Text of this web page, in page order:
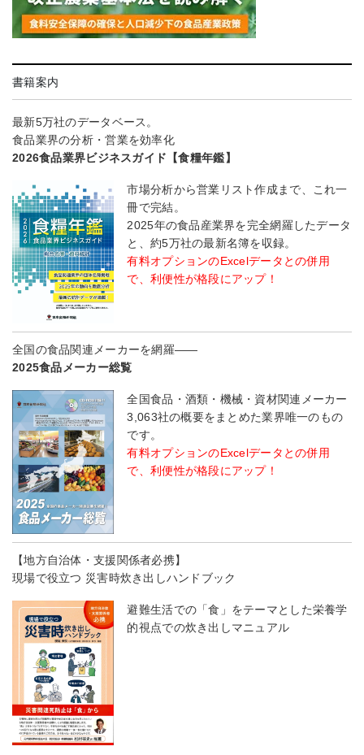
書籍案内
最新5万社のデータベース。
食品業界の分析・営業を効率化
2026食品業界ビジネスガイド【食糧年鑑】
市場分析から営業リスト作成まで、これ一
冊で完結。
2025年の食品産業界を完全網羅したデータ
と、約5万社の最新名簿を収録。
有料オプションのExcelデータとの併用
で、利便性が格段にアップ！
全国の食品関連メーカーを網羅――
2025食品メーカー総覧
全国食品・酒類・機械・資材関連メーカー
3,063社の概要をまとめた業界唯一のもの
です。
有料オプションのExcelデータとの併用
で、利便性が格段にアップ！
【地方自治体・支援関係者必携】
現場で役立つ 災害時炊き出しハンドブック
避難生活での「食」をテーマとした栄養学
的視点での炊き出しマニュアル